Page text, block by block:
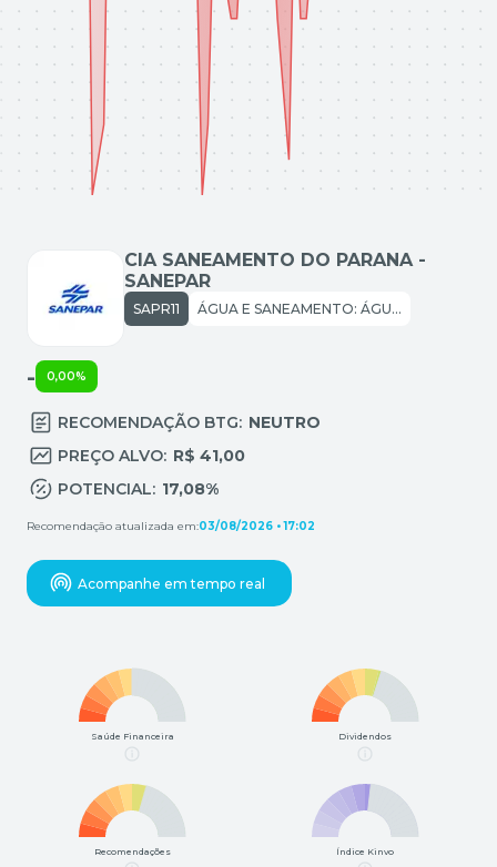
CIA SANEAMENTO DO PARANA -
SANEPAR
SAPR11 ÁGUA E SANEAMENTO: ÁGUA E SANEAMENTO
Acompanhe em tempo real
- 0,00%
RECOMENDAÇÃO BTG: NEUTRO
PREÇO ALVO: R$ 41,00
POTENCIAL: 17,08%
Recomendação atualizada em:03/08/2026 • 17:02
Saúde Financeira Dividendos
Recomendações Índice Kinvo